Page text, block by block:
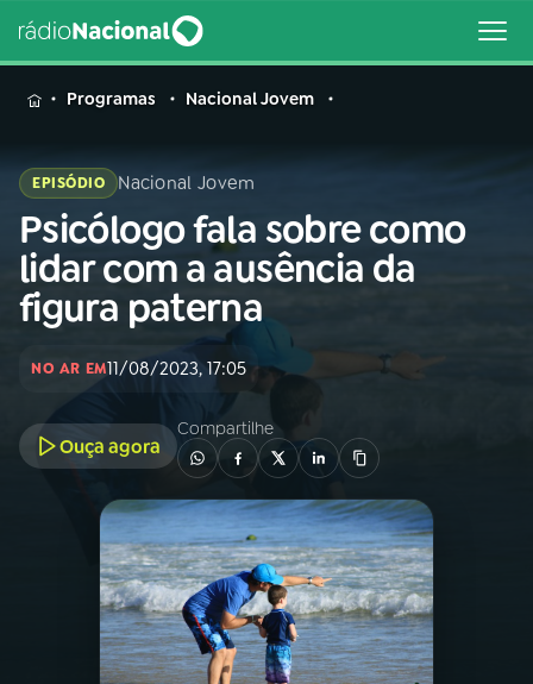
MENU
Buscar
na
Rádio
Nacional
Buscar
A RÁDIO
PROGRAMAÇÃO
PROGRAMAS
Programas Nacional Jovem
EPISÓDIO Nacional Jovem
Psicólogo fala sobre como
lidar com a ausência da
figura paterna
NO AR EM11/08/2023, 17:05
Ouça agora
Compartilhe